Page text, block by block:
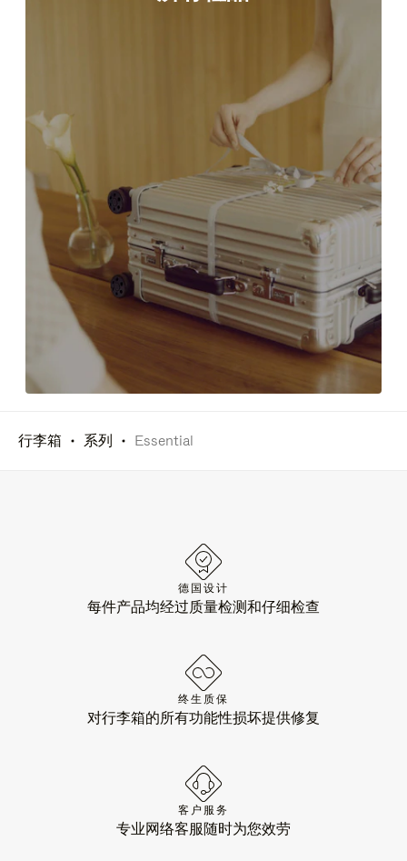
行李箱 系列 Essential
德国设计
每件产品均经过质量检测和仔细检查
终生质保
对行李箱的所有功能性损坏提供修复
客户服务
专业网络客服随时为您效劳